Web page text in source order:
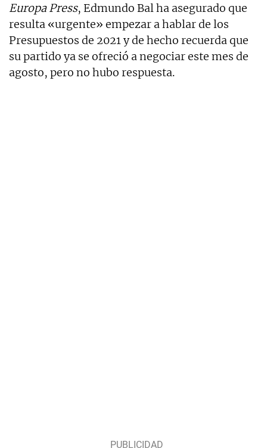
Europa Press, Edmundo Bal ha asegurado que
resulta «urgente» empezar a hablar de los
Presupuestos de 2021 y de hecho recuerda que
su partido ya se ofreció a negociar este mes de
agosto, pero no hubo respuesta.